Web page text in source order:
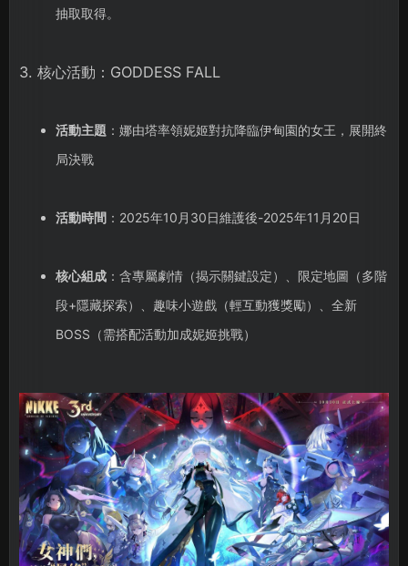
抽取取得。
3. 核心活動：GODDESS FALL
活動主題 ：娜由塔率領妮姬對抗降臨伊甸園的女王，展開終
局決戰
活動時間：2025年10月30日維護後-2025年11月20日
核心組成：含專屬劇情（揭示關鍵設定）、限定地圖（多階
段+隱藏探索）、趣味小遊戲（輕互動獲獎勵）、全新
BOSS（需搭配活動加成妮姬挑戰）